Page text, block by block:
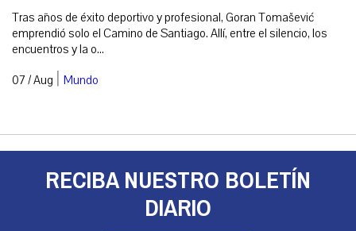
Tras años de éxito deportivo y profesional, Goran Tomašević
emprendió solo el Camino de Santiago. Allí, entre el silencio, los
encuentros y la o...
07 / Aug | Mundo
RECIBA NUESTRO BOLETÍN
DIARIO